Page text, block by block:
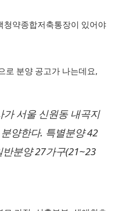
청약종합저축통장이 있어야
로 분양 공고가 나는데요,
가 서울 신원동 내곡지
양한다. 특별분양 42
분양 27가구(21~23